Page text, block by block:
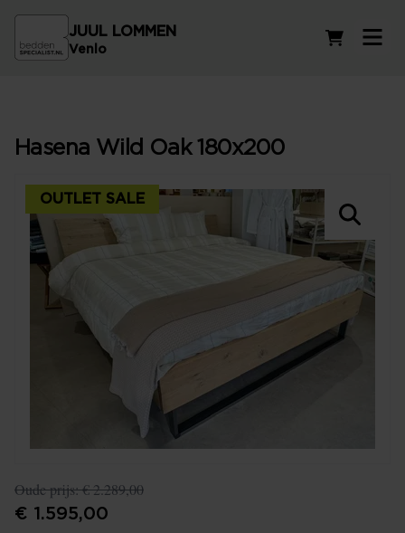
JUUL LOMMEN
Venlo
Hasena Wild Oak 180x200
OUTLET SALE
Oude prijs:€ 2.289,00
€ 1.595,00